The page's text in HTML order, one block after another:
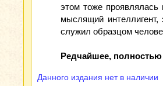
этом тоже проявлялась
мыслящий
служил образцом
Редчайшее,
Данного издания нет в наличии